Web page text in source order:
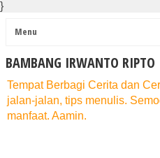
}
BAMBANG IRWANTO RIPTO
Tempat Berbagi Cerita dan
jalan-jalan, tips menulis.
manfaat. Aamin.